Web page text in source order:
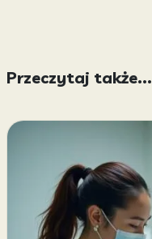
Przeczytaj także...